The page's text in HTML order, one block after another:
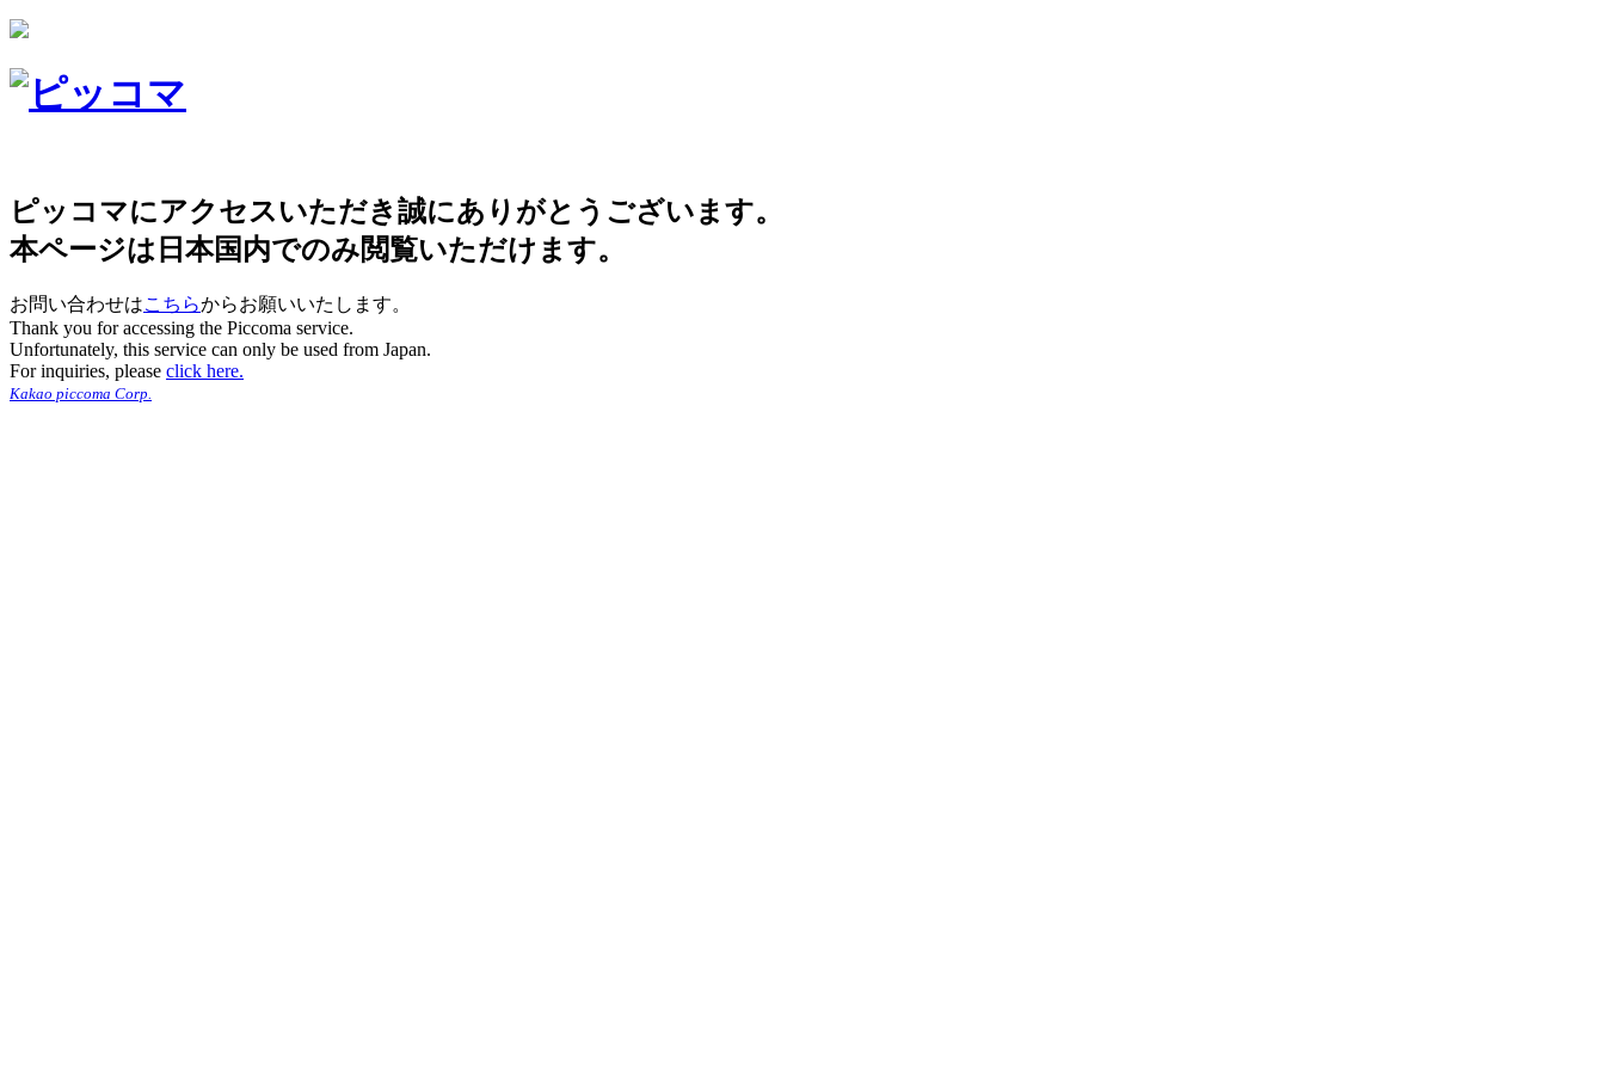
ピッコマにアクセスいただき誠にありがとうございます。
本ページは日本国内でのみ閲覧いただけます。
お問い合わせはこちらからお願いいたします。
Thank you for accessing the Piccoma service.
Unfortunately, this service can only be used from Japan.
For inquiries, please click here.
Kakao piccoma Corp.